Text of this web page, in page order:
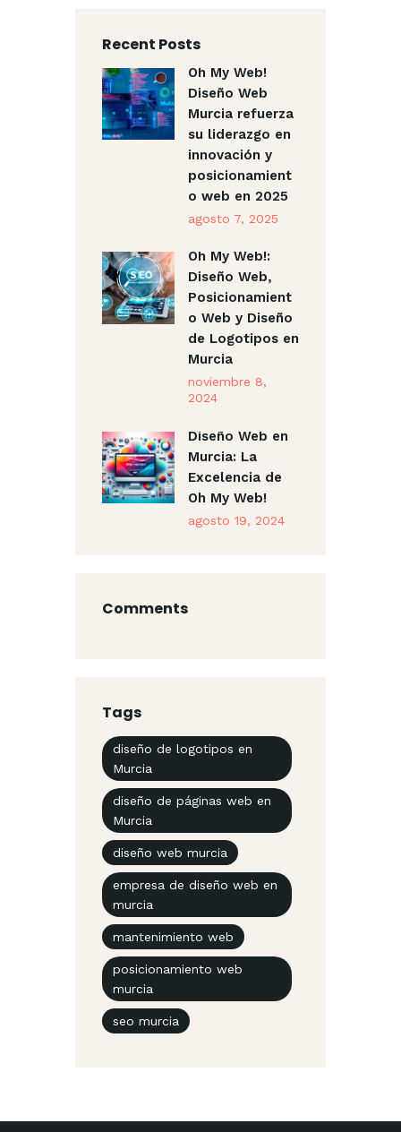
Recent Posts
Oh My Web!
Diseño Web
Murcia refuerza
su liderazgo en
innovación y
posicionamient
o web en 2025
agosto 7, 2025
Oh My Web!:
Diseño Web,
Posicionamient
o Web y Diseño
de Logotipos en
Murcia
noviembre 8,
2024
Diseño Web en
Murcia: La
Excelencia de
Oh My Web!
agosto 19, 2024
Comments
Tags
diseño de logotipos en
Murcia
diseño de páginas web en
Murcia
diseño web murcia
empresa de diseño web en
murcia
mantenimiento web
posicionamiento web
murcia
seo murcia